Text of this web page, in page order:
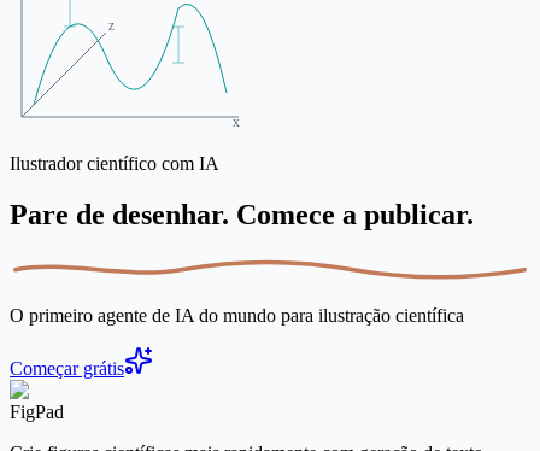
X
Z
Ilustrador científico com IA
Pare de desenhar. Comece a publicar.
O primeiro agente de IA do mundo para ilustração científica
Começar grátis
FigPad